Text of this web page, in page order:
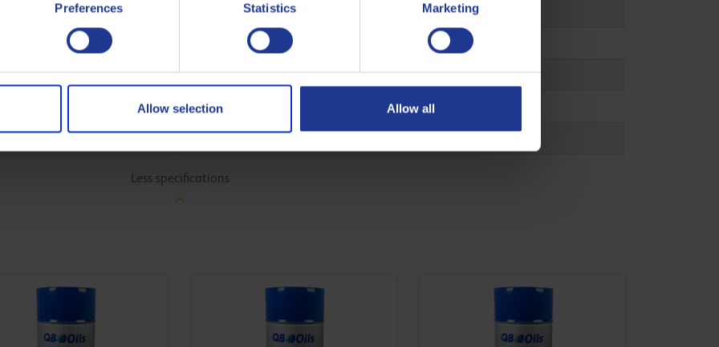
Preferences Statistics Marketing
Allow selection Allow all
John Deere
ZF TE-ML 02B
ZF
ZF
Less specifications